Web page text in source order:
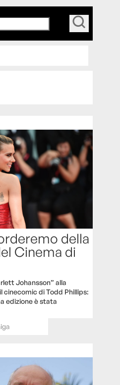
della
Cinema di
Johansson” alla
cinecomic di Todd Phillips:
edizione è stata